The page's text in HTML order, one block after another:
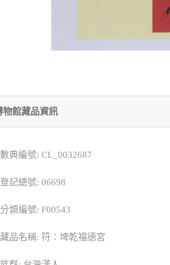
物館藏品資訊
數典編號: CL_0032687
登記總號: 06698
分類編號: F00543
藏品名稱: 符：埤乾福德宮